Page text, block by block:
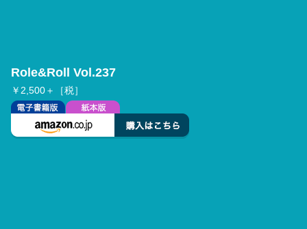
Role&Roll Vol.237
￥2,500＋［税］